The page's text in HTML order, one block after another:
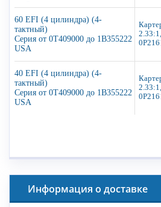
60 EFI (4 цилиндра) (4-
тактный)
Серия от 0T409000 до 1B355222
USA
40 EFI (4 цилиндра) (4-
тактный)
Серия от 0T409000 до 1B355222
USA
Информация о доставке